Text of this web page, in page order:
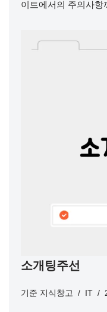
이트에서의 주의사항
소개팅주선
기준 지식창고 IT